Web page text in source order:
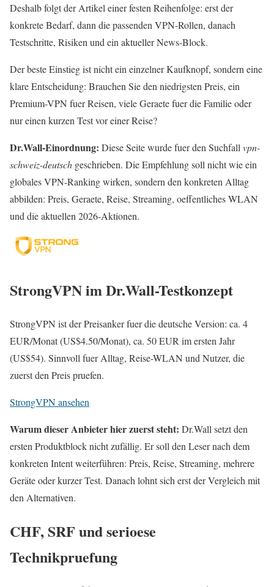
Deshalb folgt der Artikel einer festen Reihenfolge: erst der
konkrete Bedarf, dann die passenden VPN-Rollen, danach
Testschritte, Risiken und ein aktueller News-Block.
Der beste Einstieg ist nicht ein einzelner Kaufknopf, sondern eine
klare Entscheidung: Brauchen Sie den niedrigsten Preis, ein
Premium-VPN fuer Reisen, viele Geraete fuer die Familie oder
nur einen kurzen Test vor einer Reise?
Dr.Wall-Einordnung: Diese Seite wurde fuer den Suchfall vpn-
schweiz-deutsch geschrieben. Die Empfehlung soll nicht wie ein
globales VPN-Ranking wirken, sondern den konkreten Alltag
abbilden: Preis, Geraete, Reise, Streaming, oeffentliches WLAN
und die aktuellen 2026-Aktionen.
StrongVPN im Dr.Wall-Testkonzept
StrongVPN ist der Preisanker fuer die deutsche Version: ca. 4
EUR/Monat (US$4.50/Monat), ca. 50 EUR im ersten Jahr
(US$54). Sinnvoll fuer Alltag, Reise-WLAN und Nutzer, die
zuerst den Preis pruefen.
StrongVPN ansehen
Warum dieser Anbieter hier zuerst steht: Dr.Wall setzt den
ersten Produktblock nicht zufällig. Er soll den Leser nach dem
konkreten Intent weiterführen: Preis, Reise, Streaming, mehrere
Geräte oder kurzer Test. Danach lohnt sich erst der Vergleich mit
den Alternativen.
CHF, SRF und serioese
Technikpruefung